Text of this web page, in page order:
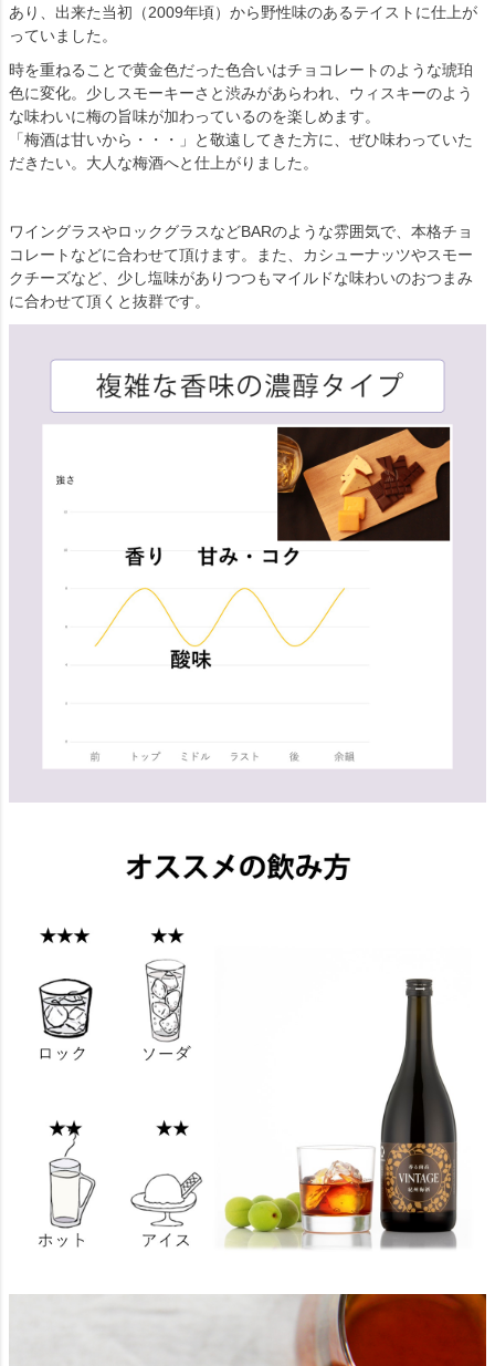
あり、出来た当初（2009年頃）から野性味のあるテイストに仕上が
っていました。
時を重ねることで黄金色だった色合いはチョコレートのような琥珀
色に変化。少しスモーキーさと渋みがあらわれ、ウィスキーのよう
な味わいに梅の旨味が加わっているのを楽しめます。
「梅酒は甘いから・・・」と敬遠してきた方に、ぜひ味わっていた
だきたい。大人な梅酒へと仕上がりました。
ワイングラスやロックグラスなどBARのような雰囲気で、本格チョ
コレートなどに合わせて頂けます。また、カシューナッツやスモー
クチーズなど、少し塩味がありつつもマイルドな味わいのおつまみ
に合わせて頂くと抜群です。